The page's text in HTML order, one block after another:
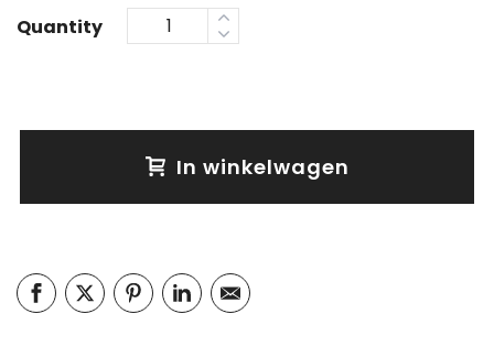
Quantity
In winkelwagen